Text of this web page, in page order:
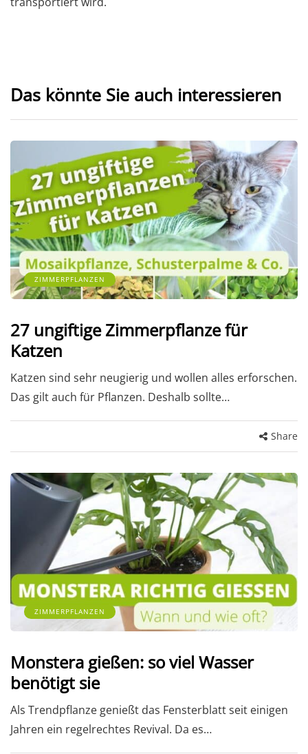
Das könnte Sie auch interessieren
ZIMMERPFLANZEN
27 ungiftige Zimmerpflanze für
Katzen
Katzen sind sehr neugierig und wollen alles erforschen.
Das gilt auch für Pflanzen. Deshalb sollte…
Share
ZIMMERPFLANZEN
Monstera gießen: so viel Wasser
benötigt sie
Als Trendpflanze genießt das Fensterblatt seit einigen
Jahren ein regelrechtes Revival. Da es…